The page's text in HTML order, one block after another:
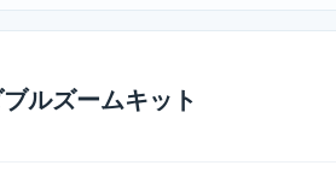
ルズームキット